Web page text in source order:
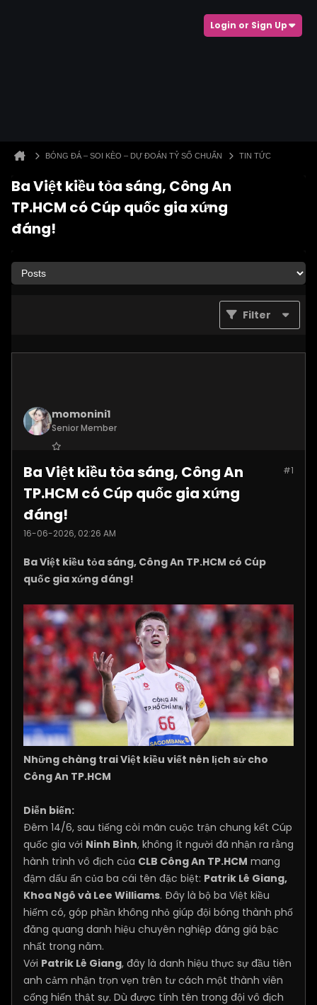
Login or Sign Up
BÓNG ĐÁ – SOI KÈO – DỰ ĐOÁN TỶ SỐ CHUẨN TIN TỨC
Ba Việt kiều tỏa sáng, Công An
TP.HCM có Cúp quốc gia xứng
đáng!
Filter
momonini1
Senior Member
Posts:5399 #1
Ba Việt kiều tỏa sáng, Công An
TP.HCM có Cúp quốc gia xứng
đáng!
16-06-2026, 02:26 AM
Ba Việt kiều tỏa sáng, Công An TP.HCM có Cúp
quốc gia xứng đáng!
Những chàng trai Việt kiều viết nên lịch sử cho
Công An TP.HCM
Diễn biến:
Đêm 14/6, sau tiếng còi mãn cuộc trận chung kết Cúp
quốc gia với Ninh Bình, không ít người đã nhận ra rằng
hành trình vô địch của CLB Công An TP.HCM mang
đậm dấu ấn của ba cái tên đặc biệt: Patrik Lê Giang,
Khoa Ngô và Lee Williams. Đây là bộ ba Việt kiều
hiếm có, góp phần không nhỏ giúp đội bóng thành phố
đăng quang danh hiệu chuyên nghiệp đáng giá bậc
nhất trong năm.
Với Patrik Lê Giang, đây là danh hiệu thực sự đầu tiên
anh cảm nhận trọn vẹn trên tư cách một thành viên
cống hiến thật sự. Dù được tính tên trong đội vô địch